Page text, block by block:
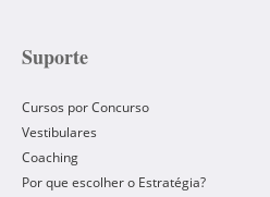
Suporte
Cursos por Concurso
Vestibulares
Coaching
Por que escolher o Estratégia?